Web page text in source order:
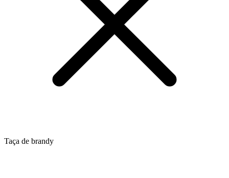
Taça de brandy